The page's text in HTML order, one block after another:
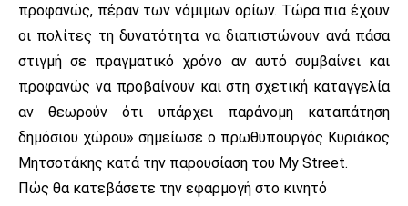
προφανώς, πέραν των νόμιμων ορίων. Τώρα πια έχουν
οι πολίτες τη δυνατότητα να διαπιστώνουν ανά πάσα
στιγμή σε πραγματικό χρόνο αν αυτό συμβαίνει και
προφανώς να προβαίνουν και στη σχετική καταγγελία
αν θεωρούν ότι υπάρχει παράνομη καταπάτηση
δημόσιου χώρου» σημείωσε ο πρωθυπουργός Κυριάκος
Μητσοτάκης κατά την παρουσίαση του My Street.
Πώς θα κατεβάσετε την εφαρμογή στο κινητό